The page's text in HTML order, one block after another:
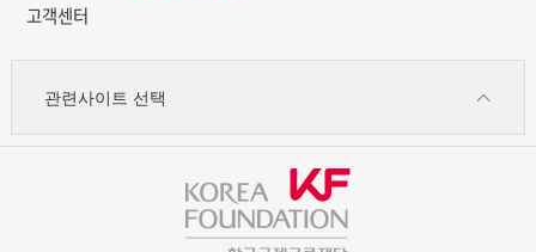
고객센터
관련사이트 선택